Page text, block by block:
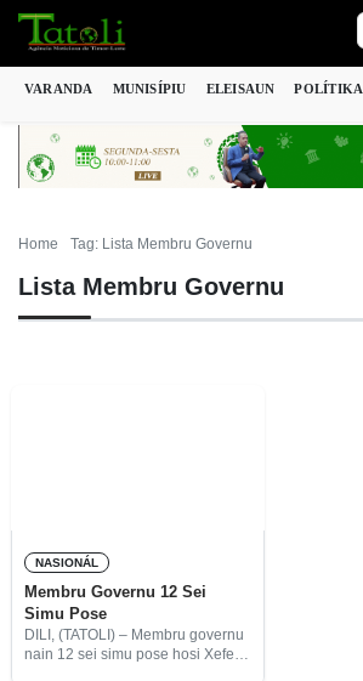
VARANDA MUNISÍPIU ELEISAUN POLÍTIKA
Home Tag: Lista Membru Governu
Lista Membru Governu
NASIONÁL
Membru Governu 12 Sei
Simu Pose
DILI, (TATOLI) – Membru governu
nain 12 sei simu pose hosi Xefe